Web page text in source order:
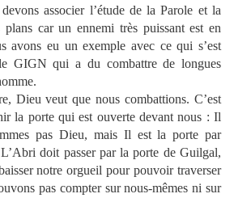
associer l’étude de la Parole et la
plans car un ennemi très puissant est en
avons eu un exemple avec ce qui s’est
GIGN qui a du combattre de longues
Dieu veut que nous combattions. C’est
la porte qui est ouverte devant nous : Il
pas Dieu, mais Il est la porte par
doit passer par la porte de Guilgal,
notre orgueil pour pouvoir traverser
pas compter sur nous-mêmes ni sur